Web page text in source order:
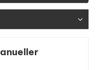
語